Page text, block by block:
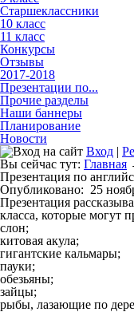
Старшеклассники
10 класс
11 класс
Конкурсы
Отзывы
2017-2018
Презентации по...
Прочие разделы
Наши баннеры
Планирование
Новости
Вход |
Вы сейчас тут: Главная
Презентация по
Опубликовано: 25
Презентация
класса, которые могут
слон;
китовая акула;
гигантские кальмары;
пауки;
обезьяны;
зайцы;
рыбы, лазающие по